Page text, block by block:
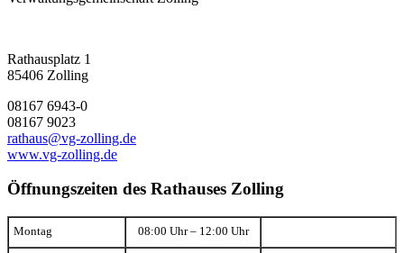
Rathausplatz 1
85406 Zolling
08167 6943-0
08167 9023
rathaus@vg-zolling.de
www.vg-zolling.de
Öffnungszeiten des Rathauses Zolling
Montag 08:00 Uhr – 12:00 Uhr